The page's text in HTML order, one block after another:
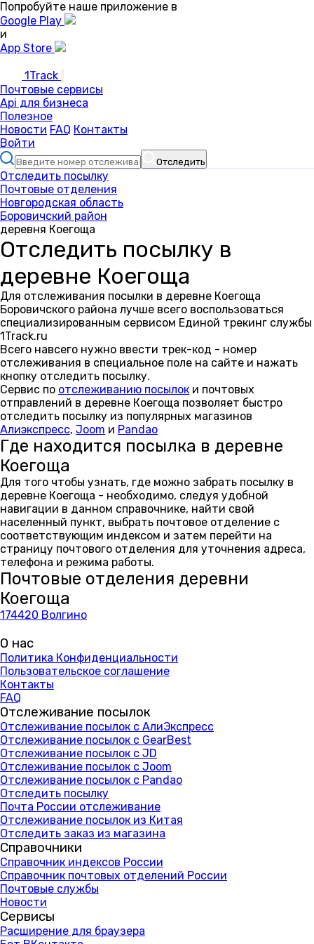
Попробуйте наше приложение в
Google Play
и
App Store
1Track
Почтовые сервисы
Api для бизнеса
Полезное
Новости FAQ Контакты
Войти
Отследить
Отследить посылку
Почтовые отделения
Новгородская область
Боровичский район
деревня Коегоща
Отследить посылку в
деревне Коегоща
Для отслеживания посылки в деревне Коегоща
Боровичского района лучше всего воспользоваться
специализированным сервисом Единой трекинг службы
1Track.ru
Всего навсего нужно ввести трек-код - номер
отслеживания в специальное поле на сайте и нажать
кнопку отследить посылку.
Сервис по отслеживанию посылок и почтовых
отправлений в деревне Коегоща позволяет быстро
отследить посылку из популярных магазинов
Алиэкспресс, Joom и Pandao
Где находится посылка в деревне
Коегоща
Для того чтобы узнать, где можно забрать посылку в
деревне Коегоща - необходимо, следуя удобной
навигации в данном справочнике, найти свой
населенный пункт, выбрать почтовое отделение с
соответствующим индексом и затем перейти на
страницу почтового отделения для уточнения адреса,
телефона и режима работы.
Почтовые отделения деревни
Коегоща
174420 Волгино
О нас
Политика Конфиденциальности
Пользовательское соглашение
Контакты
FAQ
Отслеживание посылок
Отслеживание посылок с АлиЭкспресс
Отслеживание посылок с GearBest
Отслеживание посылок с JD
Отслеживание посылок с Joom
Отслеживание посылок с Pandao
Отследить посылку
Почта России отслеживание
Отслеживание посылок из Китая
Отследить заказ из магазина
Справочники
Справочник индексов России
Справочник почтовых отделений России
Почтовые службы
Новости
Сервисы
Расширение для браузера